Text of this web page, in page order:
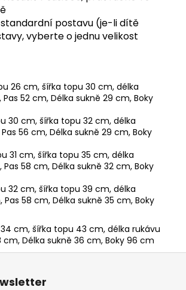
postavu (je-li dítě
vyberte o jednu velikost
26 cm, šířka topu 30 cm, délka
52 cm, Délka sukně 29 cm, Boky
30 cm, šířka topu 32 cm, délka
56 cm, Délka sukně 29 cm, Boky
31 cm, šířka topu 35 cm, délka
58 cm, Délka sukně 32 cm, Boky
32 cm, šířka topu 39 cm, délka
58 cm, Délka sukně 35 cm, Boky
cm, šířka topu 43 cm, délka rukávu
cm, Délka sukně 36 cm, Boky 96 cm